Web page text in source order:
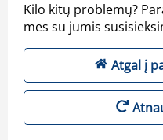
Kilo kitų problemų?
mes su jumis
Atgal į